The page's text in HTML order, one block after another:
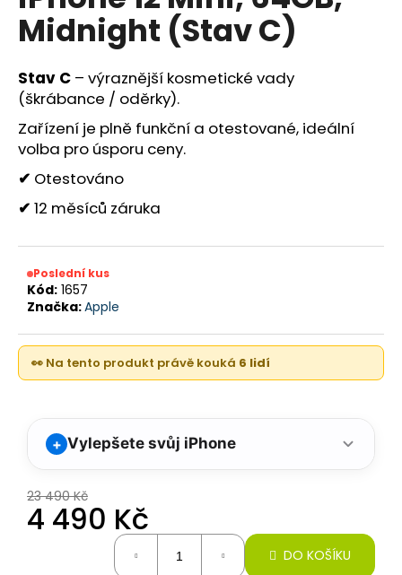
0,0
hvězdiček.
Midnight (Stav C)
Stav C – výraznější kosmetické vady
(škrábance / oděrky).
Zařízení je plně funkční a otestované, ideální
volba pro úsporu ceny.
✔ Otestováno
✔ 12 měsíců záruka
Poslední kus
Kód: 1657
Značka:Apple
👀 Na tento produkt právě kouká 6 lidí
+ Vylepšete svůj iPhone
23 490 Kč
4 490 Kč
DO KOŠÍKU
a
j
í
t
?
D
o
o
u
u
e